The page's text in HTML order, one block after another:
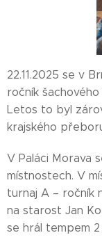
22.11.2025 se v
ročník šachového
Letos to byl
krajského
V Paláci Morava
místnostech. V
turnaj A – ročník
na starost Jan
se hrál tempem